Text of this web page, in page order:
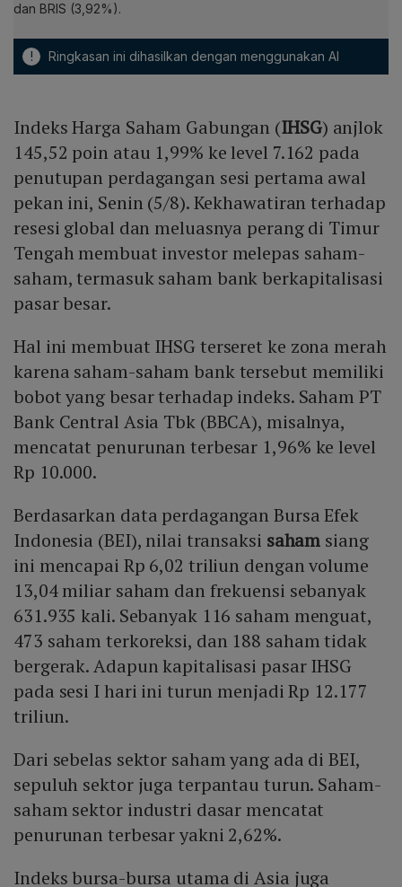
dan BRIS (3,92%).
! Ringkasan ini dihasilkan dengan menggunakan AI
Indeks Harga Saham Gabungan (IHSG) anjlok
145,52 poin atau 1,99% ke level 7.162 pada
penutupan perdagangan sesi pertama awal
pekan ini, Senin (5/8). Kekhawatiran terhadap
resesi global dan meluasnya perang di Timur
Tengah membuat investor melepas saham-
saham, termasuk saham bank berkapitalisasi
pasar besar.
Hal ini membuat IHSG terseret ke zona merah
karena saham-saham bank tersebut memiliki
bobot yang besar terhadap indeks. Saham PT
Bank Central Asia Tbk (BBCA), misalnya,
mencatat penurunan terbesar 1,96% ke level
Rp 10.000.
Berdasarkan data perdagangan Bursa Efek
Indonesia (BEI), nilai transaksi saham siang
ini mencapai Rp 6,02 triliun dengan volume
13,04 miliar saham dan frekuensi sebanyak
631.935 kali. Sebanyak 116 saham menguat,
473 saham terkoreksi, dan 188 saham tidak
bergerak. Adapun kapitalisasi pasar IHSG
pada sesi I hari ini turun menjadi Rp 12.177
triliun.
Dari sebelas sektor saham yang ada di BEI,
sepuluh sektor juga terpantau turun. Saham-
saham sektor industri dasar mencatat
penurunan terbesar yakni 2,62%.
Indeks bursa-bursa utama di Asia juga